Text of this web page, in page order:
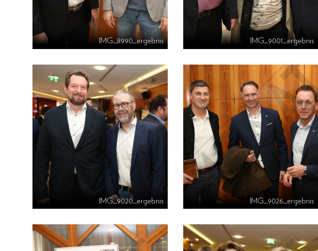
IMG_8990_ergebnis IMG_9001_ergebnis
IMG_9020_ergebnis IMG_9026_ergebnis